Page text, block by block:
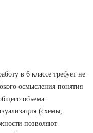
в 6 классе требует не
осмысления понятия
объема.
(схемы,
позволяют